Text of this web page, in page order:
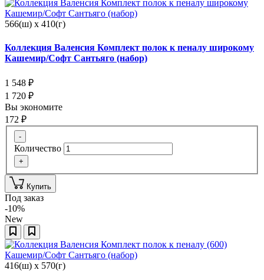
566(ш) x 410(г)
Коллекция Валенсия Комплект полок к пеналу широкому
Кашемир/Софт Сантьяго (набор)
1 548 ₽
1 720 ₽
Вы экономите
172 ₽
-
Количество
+
Купить
Под заказ
-10%
New
416(ш) x 570(г)